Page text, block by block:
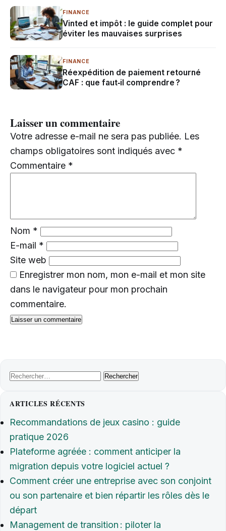
FINANCE
Vinted et impôt : le guide complet pour
éviter les mauvaises surprises
FINANCE
Réexpédition de paiement retourné
CAF : que faut‑il comprendre ?
Laisser un commentaire
Votre adresse e-mail ne sera pas publiée. Les
champs obligatoires sont indiqués avec *
Commentaire *
Nom *
E-mail *
Site web
Enregistrer mon nom, mon e-mail et mon site
dans le navigateur pour mon prochain
commentaire.
Rechercher :
ARTICLES RÉCENTS
Recommandations de jeux casino : guide
pratique 2026
Plateforme agréée : comment anticiper la
migration depuis votre logiciel actuel ?
Comment créer une entreprise avec son conjoint
ou son partenaire et bien répartir les rôles dès le
départ
Management de transition : piloter la